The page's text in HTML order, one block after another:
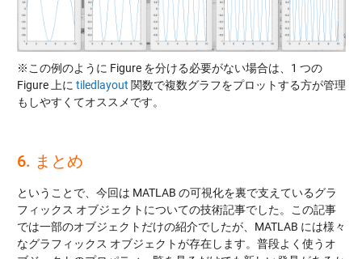
※この例のように Figure を分ける必要がない場合は、1 つの
Figure 上に tiledlayout 関数で複数グラフをプロットする方が管理
もしやすくてオススメです。
6. まとめ
ということで、今回は MATLAB の可視化を裏で支えているグラ
フィックス オブジェクトについての技術記事でした。この記事
では一部のオブジェクトだけの紹介でしたが、MATLAB には様々
なグラフィックス オブジェクトが存在します。普段よく使うオ